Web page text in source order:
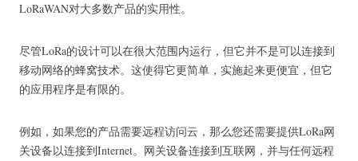
LoRaWAN对大多数产品的实用性。
尽管LoRa的设计可以在很大范围内运行，但它并不是可以连接到
移动网络的蜂窝技术。 这使得它更简单，实施起来更便宜，但它
的应用程序是有限的。
例如，如果您的产品需要远程访问云，那么您还需要提供LoRa网
关设备以连接到Internet。 网关设备连接到互联网，并与任何远程